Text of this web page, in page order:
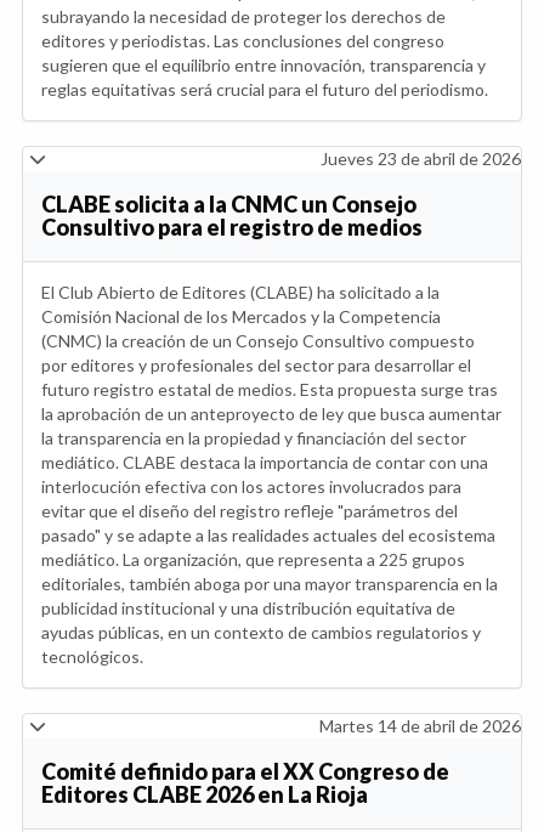
subrayando la necesidad de proteger los derechos de
editores y periodistas. Las conclusiones del congreso
sugieren que el equilibrio entre innovación, transparencia y
reglas equitativas será crucial para el futuro del periodismo.
Jueves 23 de abril de 2026
CLABE solicita a la CNMC un Consejo
Consultivo para el registro de medios
El Club Abierto de Editores (CLABE) ha solicitado a la
Comisión Nacional de los Mercados y la Competencia
(CNMC) la creación de un Consejo Consultivo compuesto
por editores y profesionales del sector para desarrollar el
futuro registro estatal de medios. Esta propuesta surge tras
la aprobación de un anteproyecto de ley que busca aumentar
la transparencia en la propiedad y financiación del sector
mediático. CLABE destaca la importancia de contar con una
interlocución efectiva con los actores involucrados para
evitar que el diseño del registro refleje "parámetros del
pasado" y se adapte a las realidades actuales del ecosistema
mediático. La organización, que representa a 225 grupos
editoriales, también aboga por una mayor transparencia en la
publicidad institucional y una distribución equitativa de
ayudas públicas, en un contexto de cambios regulatorios y
tecnológicos.
Martes 14 de abril de 2026
Comité definido para el XX Congreso de
Editores CLABE 2026 en La Rioja